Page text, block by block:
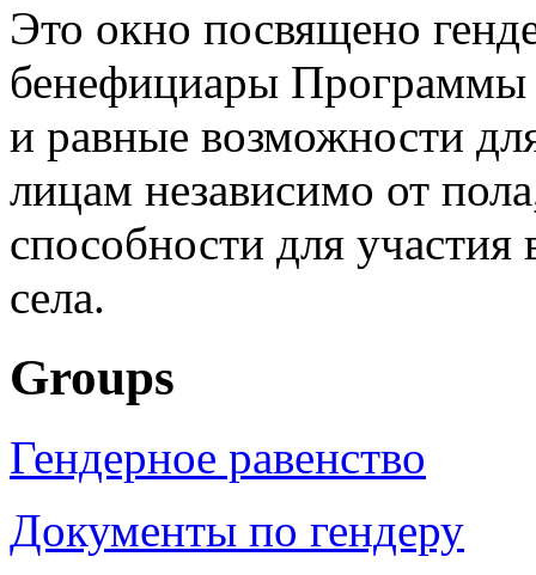
Это окно посвящено
бенефициары Программы
и равные возможности
лицам независимо от
способности для участия
села.
Groups
Гендерное равенство
Документы по гендеру